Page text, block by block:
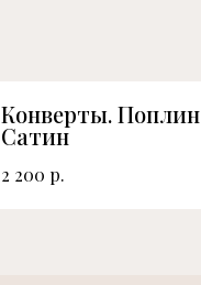
Конверты. Поплин
Сатин
2 200 р.